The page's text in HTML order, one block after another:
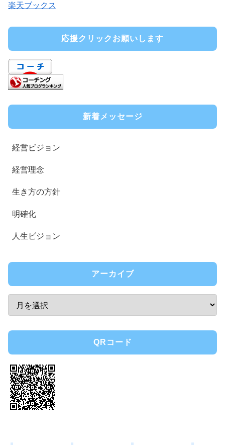
楽天ブックス
応援クリックお願いします
新着メッセージ
経営ビジョン
経営理念
生き方の方針
明確化
人生ビジョン
アーカイブ
QRコード